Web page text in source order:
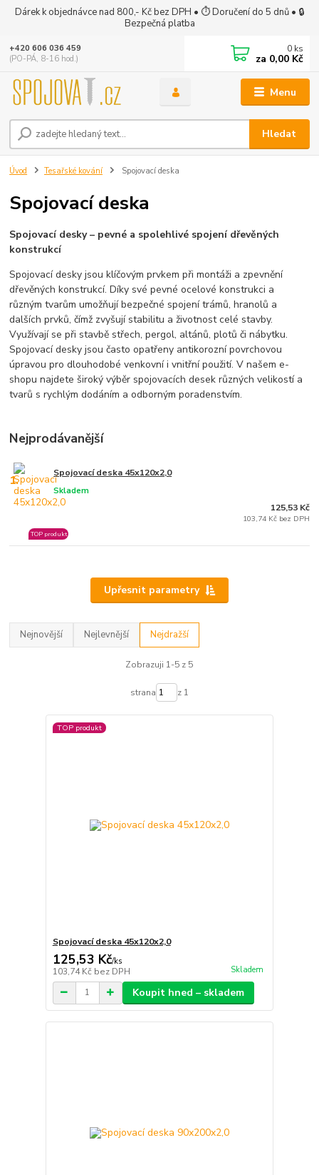
Dárek k objednávce nad 800,- Kč bez DPH • ⏱ Doručení do 5 dnů • 🔒
Bezpečná platba
Menu
Hledat
+420 606 036 459
(PO-PÁ, 8-16 hod.)
0 ks
za 0,00 Kč
Úvod Tesařské kování Spojovací deska
Spojovací deska
Spojovací desky – pevné a spolehlivé spojení dřevěných
konstrukcí
Spojovací desky jsou klíčovým prvkem při montáži a zpevnění
dřevěných konstrukcí. Díky své pevné ocelové konstrukci a
různým tvarům umožňují bezpečné spojení trámů, hranolů a
dalších prvků, čímž zvyšují stabilitu a životnost celé stavby.
Využívají se při stavbě střech, pergol, altánů, plotů či nábytku.
Spojovací desky jsou často opatřeny antikorozní povrchovou
úpravou pro dlouhodobé venkovní i vnitřní použití. V našem e-
shopu najdete široký výběr spojovacích desek různých velikostí a
tvarů s rychlým dodáním a odborným poradenstvím.
Nejprodávanější
1. Spojovací deska 45x120x2,0
Skladem
TOP produkt
125,53 Kč
103,74 Kč bez DPH
Upřesnit parametry
Nejnovější Nejlevnější Nejdražší
Zobrazuji 1-5 z 5
strana z 1
TOP produkt
Spojovací deska 45x120x2,0
125,53 Kč/ks
103,74 Kč bez DPH Skladem
Koupit hned – skladem